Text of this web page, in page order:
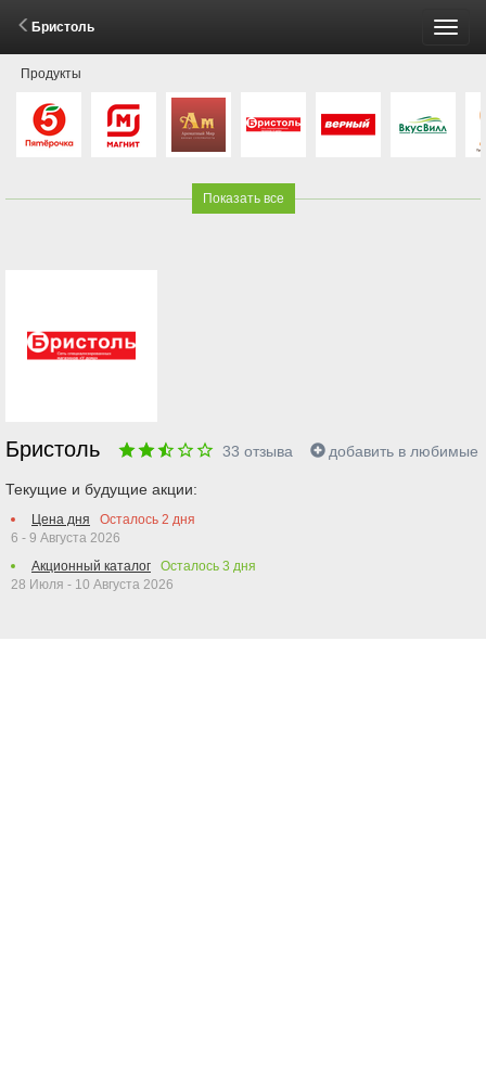
Бристоль
Продукты
Показать все
Бристоль 33 отзыва добавить в любимые
Текущие и будущие акции:
Цена дня Осталось 2 дня
6 - 9 Августа 2026
Акционный каталог
Осталось 3 дня
28 Июля - 10 Августа 2026